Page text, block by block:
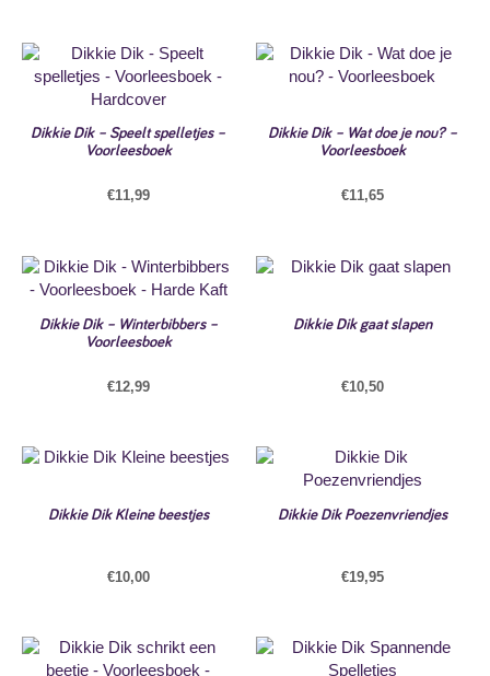
Dikkie Dik – Speelt spelletjes –
Voorleesboek
€11,99
Dikkie Dik – Wat doe je nou? –
Voorleesboek
€11,65
Dikkie Dik – Winterbibbers –
Voorleesboek
€12,99
Dikkie Dik gaat slapen
€10,50
Dikkie Dik Kleine beestjes
€10,00
Dikkie Dik Poezenvriendjes
€19,95